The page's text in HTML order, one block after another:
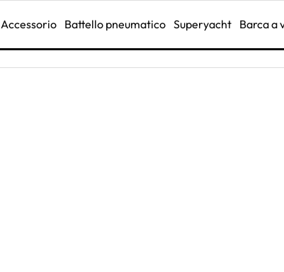
Accessorio Battello pneumatico Superyacht Barca a